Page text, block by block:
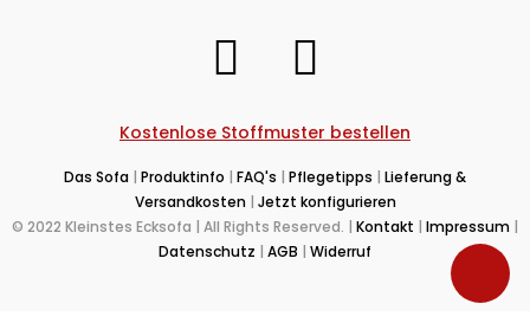
Kostenlose Stoffmuster bestellen
Das Sofa | Produktinfo | FAQ's | Pflegetipps | Lieferung &
Versandkosten| Jetzt konfigurieren
© 2022 Kleinstes Ecksofa | All Rights Reserved. | Kontakt | Impressum |
Datenschutz | AGB | Widerruf